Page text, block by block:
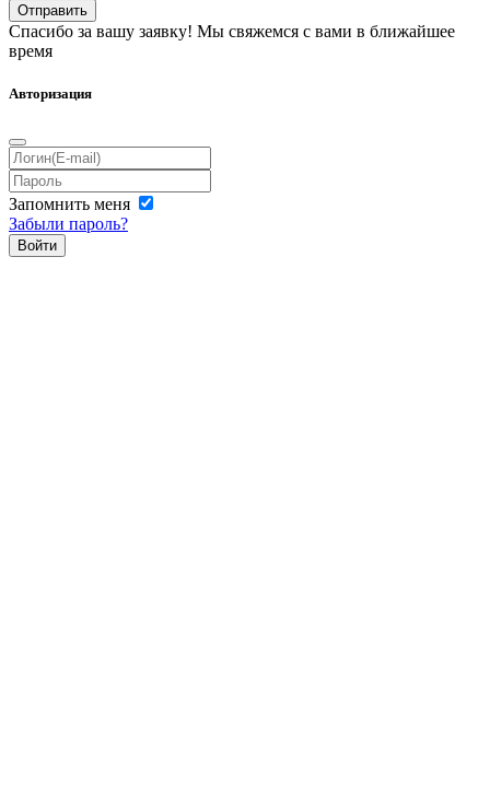
Отправить
Спасибо за вашу заявку! Мы свяжемся с вами в ближайшее
время
Авторизация
Запомнить меня
Забыли пароль?
Войти